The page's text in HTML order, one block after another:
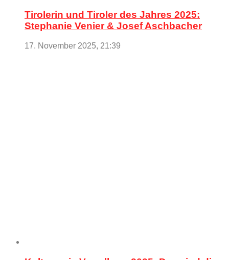
Tirolerin und Tiroler des Jahres 2025:
Stephanie Venier & Josef Aschbacher
17. November 2025, 21:39